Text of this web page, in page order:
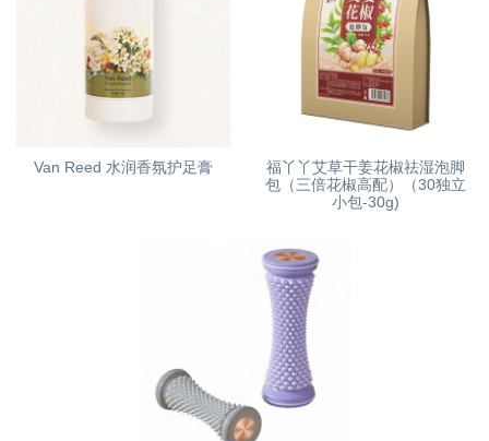
Van Reed 水润香氛护足膏
福丫丫艾草干姜花椒祛湿泡脚
包（三倍花椒高配）（30独立
小包-30g)